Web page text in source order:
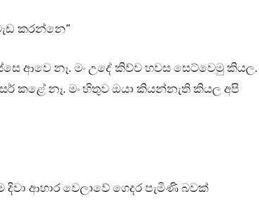
කරන්නෙ”
ආවෙ නෑ. මං උදේ කිව්ව හවස සෙට්වෙමු කියල.
කළේ නෑ. මං හිතුව ඔයා කියන්නැති කියල අපි
ආහාර වෙලාවේ ගෙදර පැමිණි බවක්